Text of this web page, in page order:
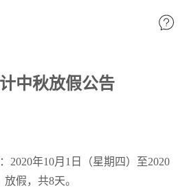
中秋放假公告
2020年10月1日（星期四）至2020
假，共8天。